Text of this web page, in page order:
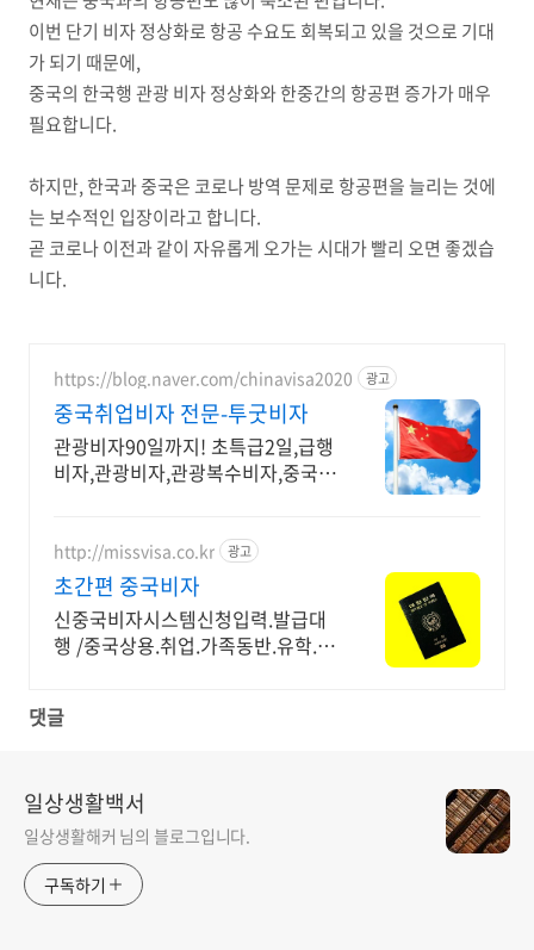
이번 단기 비자 정상화로 항공 수요도 회복되고 있을 것으로 기대
가 되기 때문에,
중국의 한국행 관광 비자 정상화와 한중간의 항공편 증가가 매우
필요합니다.
하지만, 한국과 중국은 코로나 방역 문제로 항공편을 늘리는 것에
는 보수적인 입장이라고 합니다.
곧 코로나 이전과 같이 자유롭게 오가는 시대가 빨리 오면 좋겠습
니다.
https://blog.naver.com/chinavisa2020 광고
중국취업비자 전문-투굿비자
관광비자90일까지! 초특급2일,급행
비자,관광비자,관광복수비자,중국비
http://missvisa.co.kr 광고
초간편 중국비자
신중국비자시스템신청입력.발급대
행 /중국상용.취업.가족동반.유학.Q
댓글
일상생활백서
일상생활해커 님의 블로그입니다.
구독하기